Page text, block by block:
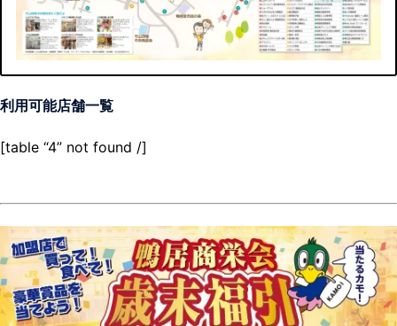
利用可能店舗一覧
[table “4” not found /]